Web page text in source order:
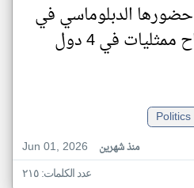
الدبلوماسي في
إفريقيا بافتتاح ممثليات في 4 دول
Politics
Jun 01, 2026
منذ شهرين
عدد الكلمات: ٢١٥